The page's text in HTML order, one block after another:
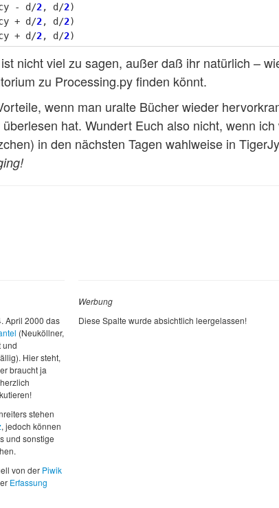
- d /2, d /2)
+ d /2, d /2)
+ d /2, d /2)
nicht viel zu sagen, außer daß ihr natürlich –
zu Processing.py finden könnt.
wenn man uralte Bücher wieder
hat. Wundert Euch also nicht, wenn
in den nächsten Tagen wahlweise in
April 2000 das
(Neuköllner,
und
Hier steht,
braucht ja
stehen
, jedoch können
und sonstige
von der Piwik
Erfassung
Werbung
Diese Spalte wurde absichtlich leergelassen!